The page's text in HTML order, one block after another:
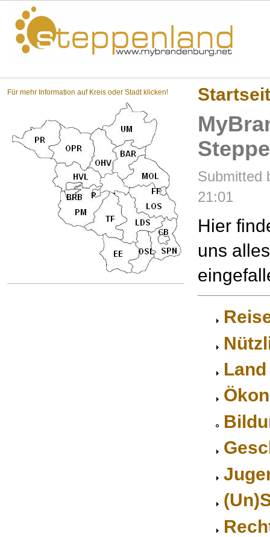
Für mehr Information auf Kreis oder Stadt klicken!
Submitted
21:01
Hier
uns